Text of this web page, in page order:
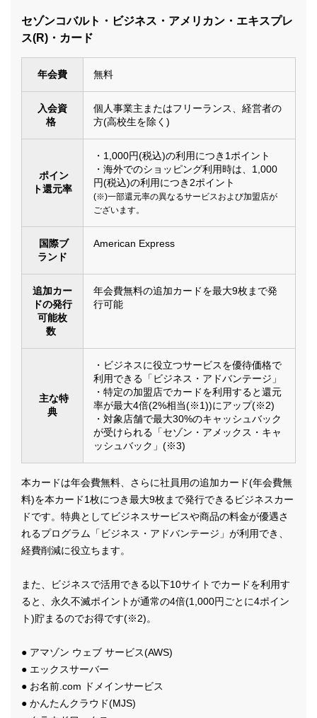
セゾンコバルト・ビジネス・アメリカン・エキスプレ
ス(R)・カード
年会費 無料
入会資
格
個人事業主またはフリーランス、経営者の
方(高校生を除く)
ポイン
ト還元率
・1,000円(税込)の利用につき1ポイント
・海外でのショッピング利用時は、1,000
円(税込)の利用につき2ポイント
(※)一部還元率の異なるサービスおよび加盟店が
ございます。
国際ブ
ランド
American Express
追加カー
ドの発行
可能枚
数
年会費無料の追加カードを最大9枚まで発
行可能
主な特
典
・ビジネスに役立つサービスを優待価格で
利用できる「ビジネス・アドバンテージ」
・特定の加盟店でカードを利用すると還元
率が最大4倍(2%相当(※1))にアップ(※2)
・対象店舗で最大30%のキャッシュバック
が受けられる「セゾン・アメックス・キャ
ッシュバック」(※3)
本カードは年会費無料、さらに社員用の追加カード(年会費無
料)を本カード1枚につき最大9枚まで発行できるビジネスカー
ドです。特典としてビジネスサービスや商品の料金が優遇さ
れるプログラム「ビジネス・アドバンテージ」が利用でき、
経費削減に役立ちます。
また、ビジネスで活用できる以下10サイトでカードを利用す
ると、永久不滅ポイントが通常の4倍(1,000円ごとに4ポイン
ト)貯まるのでお得です(※2)。
● アマゾン ウェブ サービス(AWS)
● エックスサーバー
● お名前.com ドメインサービス
● かんたんクラウド(MJS)